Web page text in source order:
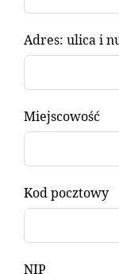
Adres: ulica i
Miejscowość
Kod pocztowy
NIP